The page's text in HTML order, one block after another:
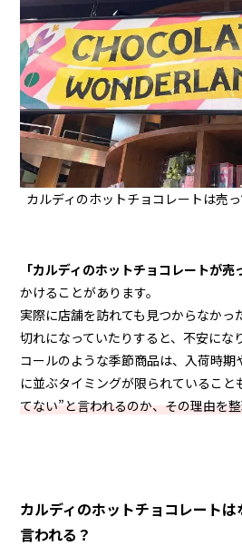
カルディのホットチョコレートは売
「カルディのホットチョコレートが売
かけることがあります。
実際に店舗を訪れても見つからなかっ
切れになっていたりすると、不安にな
コールのような季節商品は、入荷時期
に並ぶタイミングが限られていること
てない”と言われるのか、その理由を整
カルディのホットチョコレート
言われる？